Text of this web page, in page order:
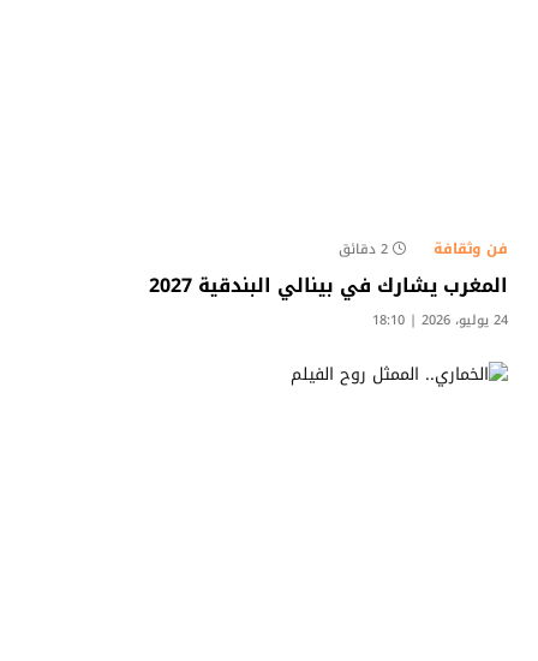
فن وثقافة 2 دقائق
المغرب يشارك في بينالي البندقية 2027
24 يوليو، 2026 | 18:10